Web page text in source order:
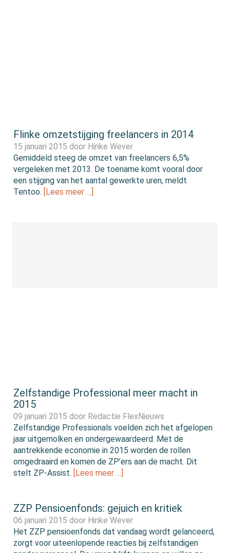
Flinke omzetstijging freelancers in 2014
15 januari 2015 door Hinke Wever
Gemiddeld steeg de omzet van freelancers 6,5%
vergeleken met 2013. De toename komt vooral door
een stijging van het aantal gewerkte uren, meldt
Tentoo.
[Lees meer …]
Zelfstandige Professional meer macht in
2015
09 januari 2015 door Redactie FlexNieuws
Zelfstandige Professionals voelden zich het afgelopen
jaar uitgemolken en ondergewaardeerd. Met de
aantrekkende economie in 2015 worden de rollen
omgedraaird en komen de ZP’ers aan de macht. Dit
stelt ZP-Assist. [Lees meer …]
ZZP Pensioenfonds: gejuich en kritiek
06 januari 2015 door Hinke Wever
Het ZZP pensioenfonds dat vandaag wordt gelanceerd,
zorgt voor uiteenlopende reacties bij zelfstandigen